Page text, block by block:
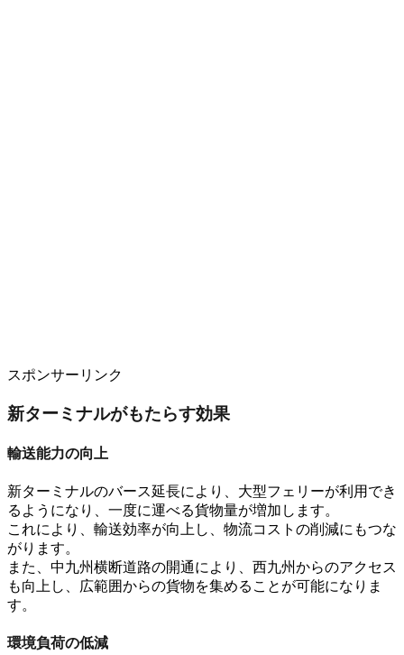
スポンサーリンク
新ターミナルがもたらす効果
輸送能力の向上
新ターミナルのバース延長により、 大型フェリーが利用でき
るようになり
一度に運べる貨物量が増加します。
これにより、 輸送効率が向上 し、 物流コストの削減にもつな
がります。
また、 中九州横断道路の開通により、 西九州からのアクセス
も向上し
広範囲からの貨物を集めることが可能になりま
す。
環境負荷の低減